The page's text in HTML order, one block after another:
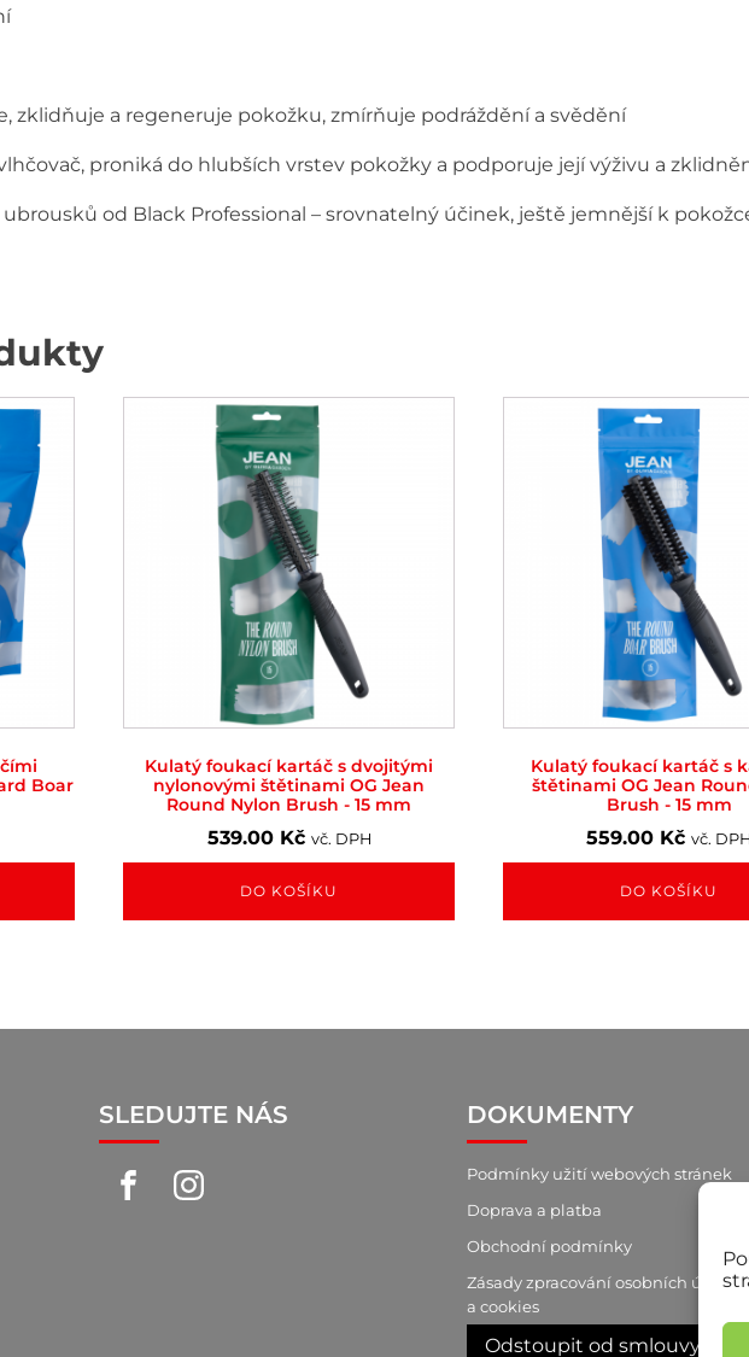
zklidňuje a regeneruje pokožku, zmírňuje podráždění a svědění
proniká do hlubších vrstev pokožky a podporuje její výživu a
od Black Professional – srovnatelný účinek, ještě jemnější k
Boar
Kulatý foukací kartáč s dvojitými
nylonovými štětinami OG Jean
Round Nylon Brush - 15 mm
539.00 Kč vč. DPH
DO KOŠÍKU
Kulatý foukací kartáč s
štětinami OG Jean
Brush - 15 mm
559.00 Kč vč. DPH
DO KOŠÍKU
SLEDUJTE NÁS DOKUMENTY
Podmínky užití webových stránek
Doprava a platba
Obchodní podmínky
Zásady zpracování osobních údajů
a cookies
Odstoupit od smlouvy